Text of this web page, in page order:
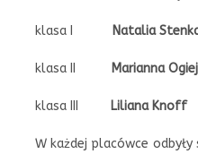
klasa I Natalia
klasa II Marianna
klasa III Liliana Knoff
W każdej placówce